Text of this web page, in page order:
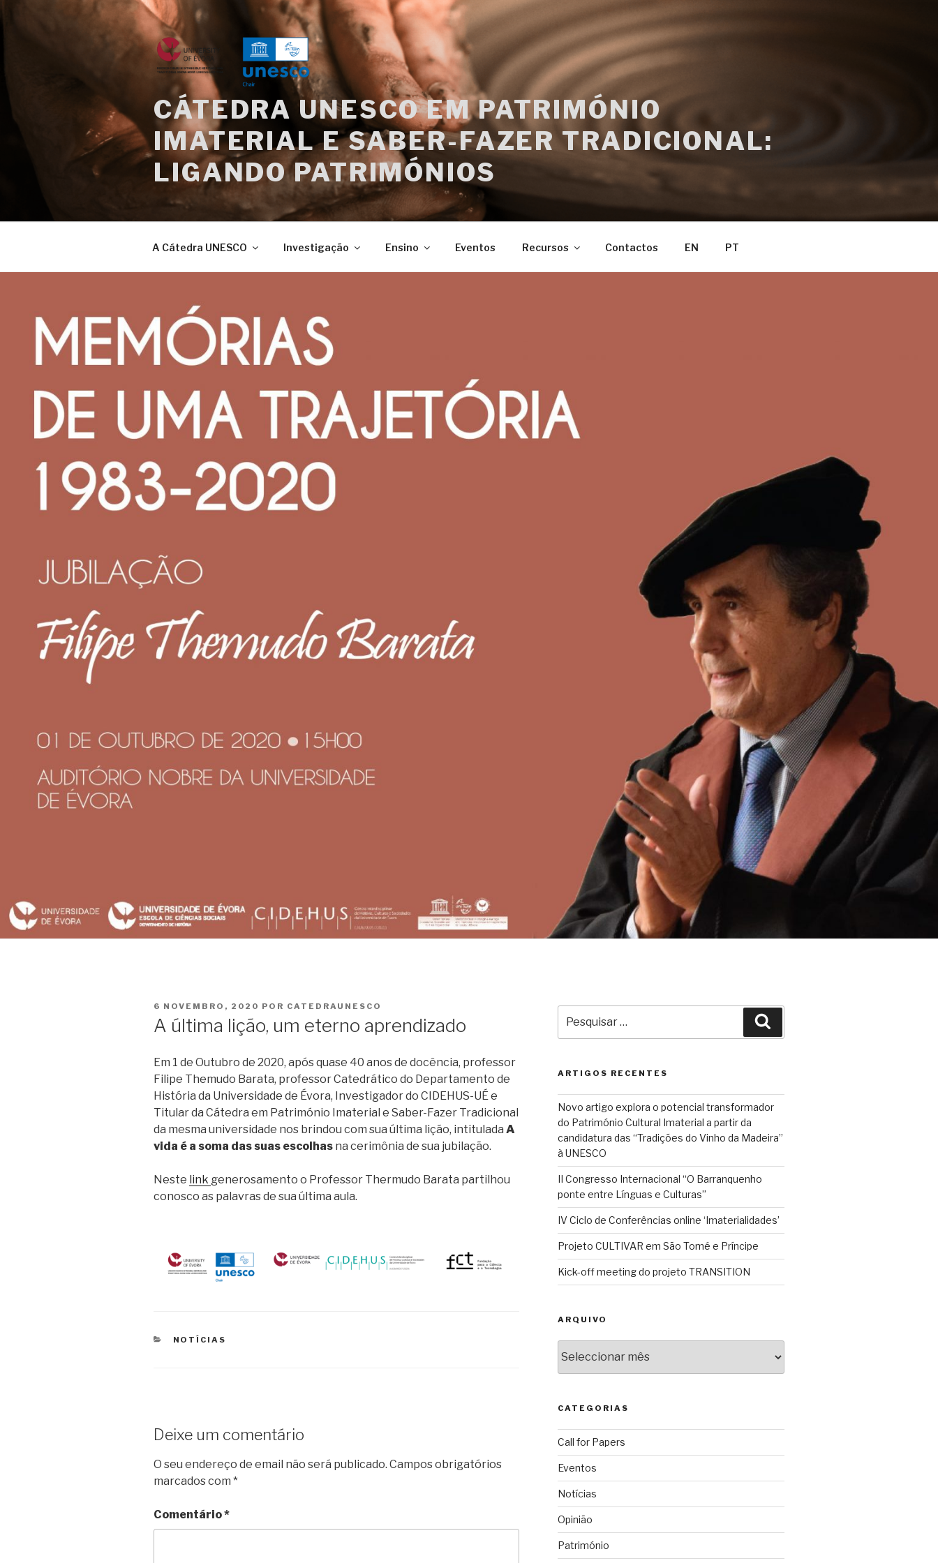
CÁTEDRA UNESCO EM PATRIMÓNIO
IMATERIAL E SABER-FAZER TRADICIONAL:
LIGANDO PATRIMÓNIOS
A Cátedra UNESCO Investigação Ensino Eventos Recursos Contactos EN PT
PUBLICADO
6 NOVEMBRO, 2020 POR CATEDRAUNESCO
A última lição, um eterno aprendizado
Em 1 de Outubro de 2020, após quase 40 anos de docência, professor
Filipe Themudo Barata, professor Catedrático do Departamento de
História da Universidade de Évora, Investigador do CIDEHUS-UÉ e
Titular da Cátedra em Património Imaterial e Saber-Fazer Tradicional
da mesma universidade nos brindou com sua última lição, intitulada A
vida é a soma das suas escolhas na cerimônia de sua jubilação.
Neste link generosamento o Professor Thermudo Barata partilhou
conosco as palavras de sua última aula.
CATEGORIAS
NOTÍCIAS
Deixe um comentário
O seu endereço de email não será publicado. Campos obrigatórios
marcados com *
Comentário*
por:
ARTIGOS RECENTES
Novo artigo explora o potencial transformador
do Património Cultural Imaterial a partir da
candidatura das “Tradições do Vinho da Madeira”
à UNESCO
II Congresso Internacional “O Barranquenho
ponte entre Línguas e Culturas”
IV Ciclo de Conferências online ‘Imaterialidades’
Projeto CULTIVAR em São Tomé e Príncipe
Kick-off meeting do projeto TRANSITION
ARQUIVO
CATEGORIAS
Call for Papers
Eventos
Notícias
Opinião
Património